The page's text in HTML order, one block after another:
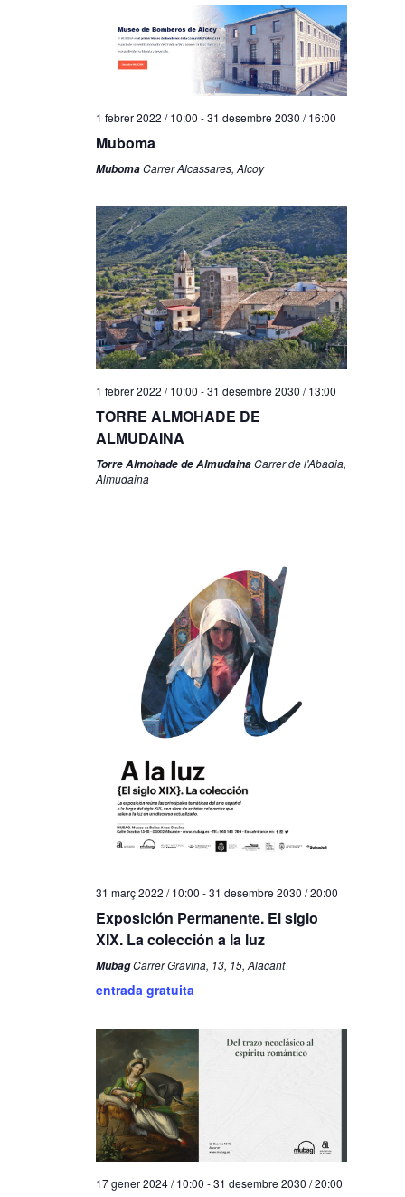
1 febrer 2022 / 10:00 -31 desembre 2030 / 16:00
Muboma
MubomaCarrer Alcassares, Alcoy
1 febrer 2022 / 10:00 -31 desembre 2030 / 13:00
TORRE ALMOHADE DE
ALMUDAINA
Torre Almohade de AlmudainaCarrer de l'Abadia,
Almudaina
31 març 2022 / 10:00 -31 desembre 2030 / 20:00
Exposición Permanente. El siglo
XIX. La colección a la luz
MubagCarrer Gravina, 13, 15, Alacant
entrada gratuita
17 gener 2024 / 10:00 -31 desembre 2030 / 20:00